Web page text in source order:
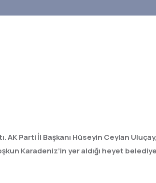
AK Parti İl Başkanı Hüseyin Ceylan
Karadeniz’in yer aldığı heyet